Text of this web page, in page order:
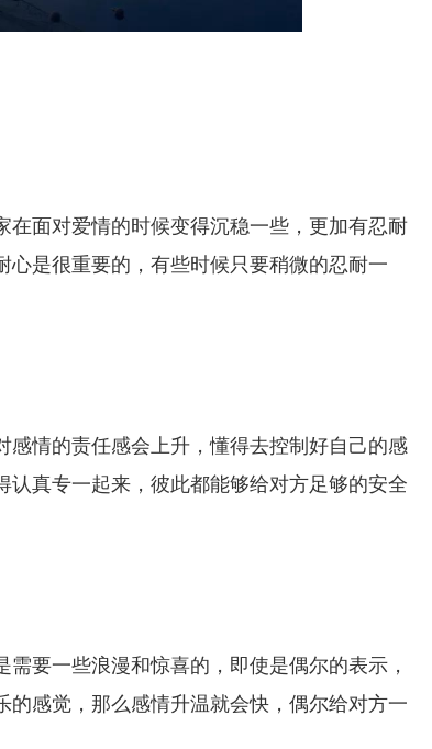
面对爱情的时候变得沉稳一些，更加有忍耐
是很重要的，有些时候只要稍微的忍耐一
情的责任感会上升，懂得去控制好自己的感
真专一起来，彼此都能够给对方足够的安全
要一些浪漫和惊喜的，即使是偶尔的表示，
感觉，那么感情升温就会快，偶尔给对方一